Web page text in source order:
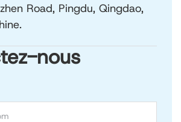
Road, Pingdu, Qingdao,
nous